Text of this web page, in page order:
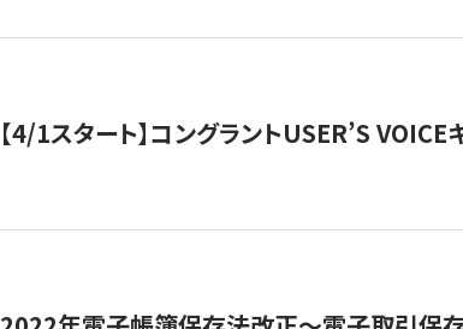
【4/1スタート】コングラントUSER’S VOICE